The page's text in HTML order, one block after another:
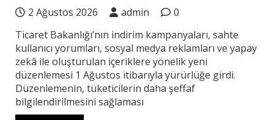
2 Ağustos 2026 admin
0
Ticaret Bakanlığı’nın indirim kampanyaları, sahte
kullanıcı yorumları, sosyal medya reklamları ve yapay
zekâ ile oluşturulan içeriklere yönelik yeni
düzenlemesi 1 Ağustos itibarıyla yürürlüğe girdi.
Düzenlemenin, tüketicilerin daha şeffaf
bilgilendirilmesini sağlaması